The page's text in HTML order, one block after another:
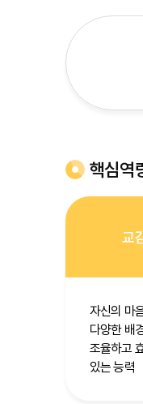
핵심역
교
자신의 마
다양한 배
조율하고
있는 능력